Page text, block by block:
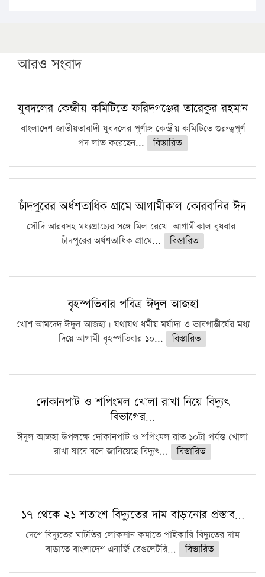
পিএইচডি করছেন কুয়েটের কৃতি…
সারা দেশে বজ্রাঘাতে ১৪ জনের প্রাণহানি
কঠোর হচ্ছে এসএসসি ও এইচএসসি পরীক্ষা
ফরিদগঞ্জে আগুনে পুড়লো ৬ ব্যবসা প্রতিষ্ঠান
আরও সংবাদ
যুবদলের কেন্দ্রীয় কমিটিতে ফরিদগঞ্জের তারেকুর রহমান
বাংলাদেশ জাতীয়তাবাদী যুবদলের পূর্ণাঙ্গ কেন্দ্রীয় কমিটিতে গুরুত্বপূর্ণ
পদ লাভ করেছেন...
বিস্তারিত
চাঁদপুরের অর্ধশতাধিক গ্রামে আগামীকাল কোরবানির ঈদ
সৌদি আরবসহ মধ্যপ্রাচ্যের সঙ্গে মিল রেখে আগামীকাল বুধবার
চাঁদপুরের অর্ধশতাধিক গ্রামে...
বিস্তারিত
বৃহস্পতিবার পবিত্র ঈদুল আজহা
খোশ আমদেদ ঈদুল আজহা। যথাযথ ধর্মীয় মর্যাদা ও ভাবগাম্ভীর্যের মধ্য
দিয়ে আগামী বৃহস্পতিবার ১০...
বিস্তারিত
দোকানপাট ও শপিংমল খোলা রাখা নিয়ে বিদ্যুৎ
বিভাগের…
ঈদুল আজহা উপলক্ষে দোকানপাট ও শপিংমল রাত ১০টা পর্যন্ত খোলা
রাখা যাবে বলে জানিয়েছে বিদ্যুৎ...
বিস্তারিত
১৭ থেকে ২১ শতাংশ বিদ্যুতের দাম বাড়ানোর প্রস্তাব…
দেশে বিদ্যুতের ঘাটতির লোকসান কমাতে পাইকারি বিদ্যুতের দাম
বাড়াতে বাংলাদেশ এনার্জি রেগুলেটরি...
বিস্তারিত